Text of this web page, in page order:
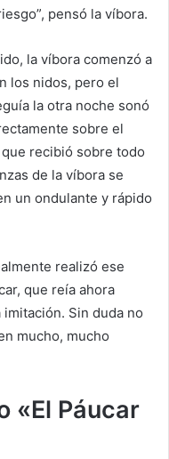
pensó la víbora.
la víbora comenzó a
los nidos, pero el
la otra noche sonó
sobre el
recibió sobre todo
de la víbora se
un ondulante y rápido
realizó ese
que reía ahora
Sin duda no
mucho, mucho
«El Páucar